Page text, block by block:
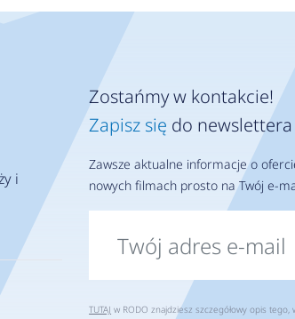
i
Zostańmy w kontakcie!
Zapisz się do newslettera
Zawsze aktualne informacje o
nowych filmach prosto na Twój e-
TUTAJ w RODO znajdziesz szczegółowy opis